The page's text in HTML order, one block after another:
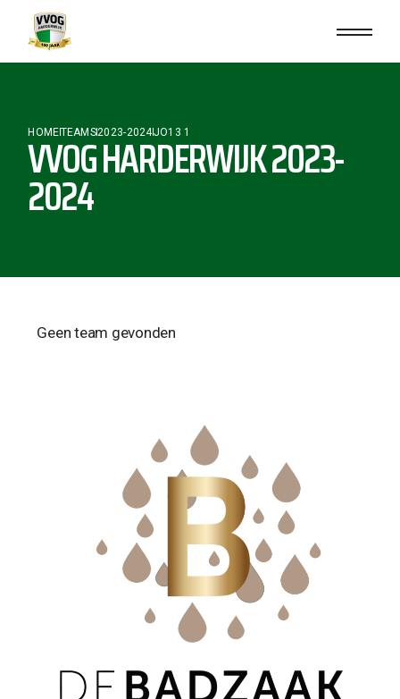
HOMETEAMS2023-2024JO13 1
VVOG HARDERWIJK 2023-
2024
Geen team gevonden